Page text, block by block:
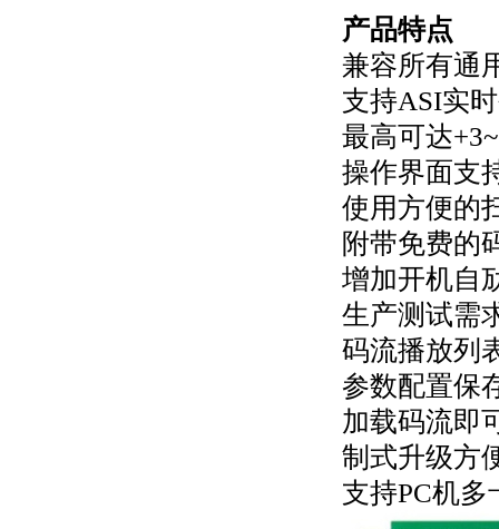
产品特点
兼容所有通
支持ASI实
最高可达
操作界面支
使用方便的
附带免费的
增加开机自
生产测试需
码流播放列
参数配置保
加载码流即
制式升级方
支持PC机